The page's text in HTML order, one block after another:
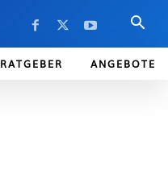
RATGEBER ANGEBOTE